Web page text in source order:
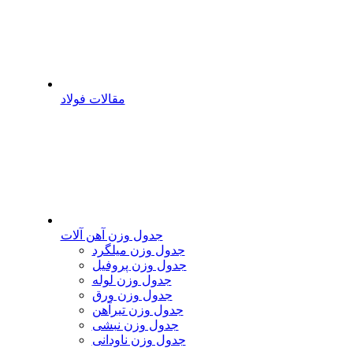
مقالات فولاد
جدول وزن آهن آلات
جدول وزن میلگرد
جدول وزن پروفیل
جدول وزن لوله
جدول وزن ورق
جدول وزن تیرآهن
جدول وزن نبشی
جدول وزن ناودانی